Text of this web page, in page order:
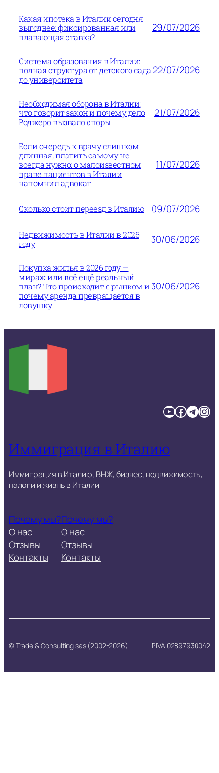
Какая ипотека в Италии сегодня
выгоднее: фиксированная или
плавающая ставка?
29/07/2026
Система образования в Италии:
полная структура от детского сада
до университета
22/07/2026
Необходимая оборона в Италии:
что говорит закон и почему дело
Роджеро вызвало споры
21/07/2026
Если очередь к врачу слишком
длинная, платить самому не
всегда нужно: о малоизвестном
праве пациентов в Италии
напомнил адвокат
11/07/2026
Сколько стоит переезд в Италию 09/07/2026
Недвижимость в Италии в 2026
году
30/06/2026
Покупка жилья в 2026 году —
мираж или всё ещё реальный
план? Что происходит с рынком и
почему аренда превращается в
ловушку
30/06/2026
YouTube Facebook TelegramInstagram
Иммиграция в Италию
Иммиграция в Италию, ВНЖ, бизнес, недвижимость,
налоги и жизнь в Италии
Почему мы?
О нас
Отзывы
Контакты
Почему мы?
О нас
Отзывы
Контакты
© Trade & Consulting sas (2002-2026) P.IVA 02897930042